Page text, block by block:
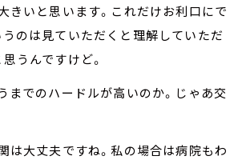
きいと思います。これだけお利口にで
のは見ていただくと理解していただ
うんですけど。
までのハードルが高いのか。じゃあ交
は大丈夫ですね。私の場合は病院もわ